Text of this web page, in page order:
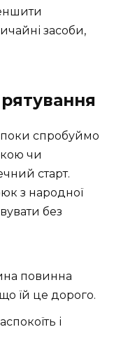
засоби,
поки спробуймо
чи
старт.
з народної
без
повинна
їй це дорого.
і